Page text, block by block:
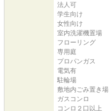
法人可
学生向け
女性向け
室内洗濯機置場
フローリング
専用庭
プロパンガス
電気有
駐輪場
敷地内ごみ置き場
ガスコンロ
コンロ２口以上